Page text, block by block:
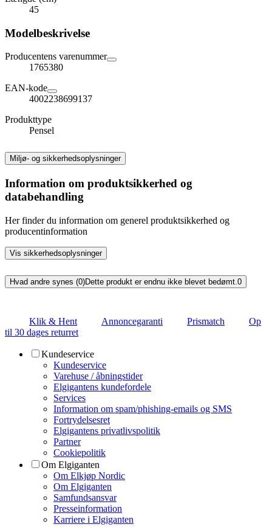
45
Modelbeskrivelse
Producentens varenummer
1765380
EAN-kode
4002238699137
Produkttype
Pensel
Miljø- og sikkerhedsoplysninger
Information om produktsikkerhed og
databehandling
Her finder du information om generel produktsikkerhed og
producentinformation
Vis sikkerhedsoplysninger
Hvad andre synes (0)Dette produkt er endnu ikke blevet bedømt. 0
Klik & Hent Annoncegaranti Prismatch
Op
til 30 dages returret
Kundeservice
Kundeservice
Varehuse / åbningstider
Elgigantens kundefordele
Services
Information om spam/phishing-emails og SMS
Fortrydelsesret
Elgigantens privatlivspolitik
Partner
Cookiepolitik
Om Elgiganten
Om Elkjøp Nordic
Om Elgiganten
Samfundsansvar
Presseinformation
Karriere i Elgiganten